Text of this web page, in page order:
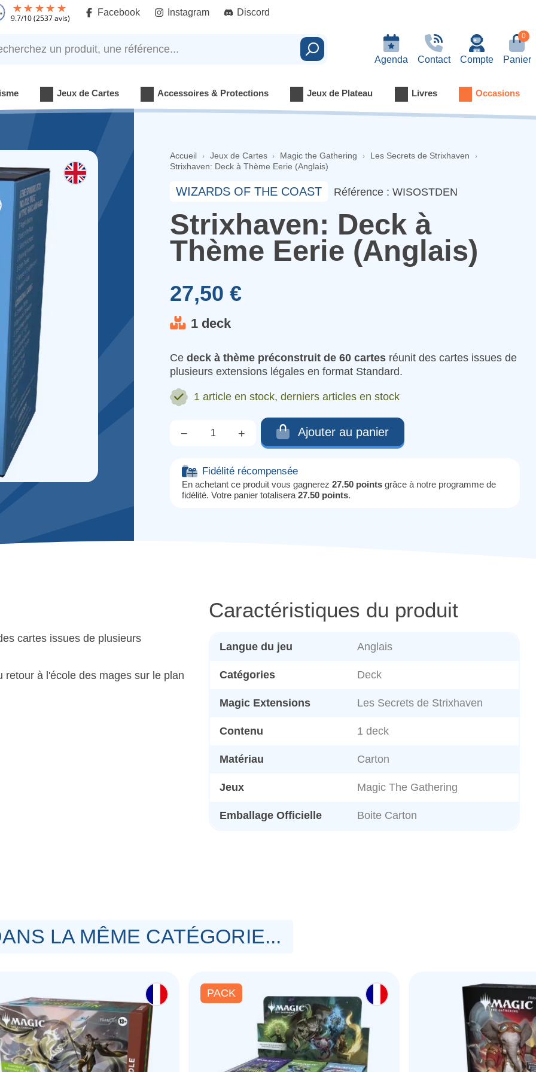
9.7 (2537 avis)
Facebook Instagram Discord
Agenda Contact
un produit, une référence...
Rechercher Compte
0
Panier
Jeux de Cartes Accessoires & Protections Jeux de Plateau Livres Occasions
Accueil Jeux de Cartes Magic the Gathering
Les Secrets de Strixhaven
Strixhaven: Deck à Thème Eerie (Anglais)
WIZARDS OF THE COAST Référence : WISOSTDEN
Strixhaven: Deck à
Thème Eerie (Anglais)
27,50 €
1 deck
Ce deck à thème préconstruit de 60 cartes réunit des cartes issues de
plusieurs extensions légales en format Standard.
1 article en stock, derniers articles en stock
− + Ajouter au panier
Fidélité récompensée
En achetant ce produit vous gagnerez 27.50 points grâce à notre programme de
fidélité. Votre panier totalisera 27.50 points.
cartes issues de plusieurs
à l'école des mages sur le plan
Caractéristiques du produit
Langue du jeu Anglais
Catégories Deck
Magic Extensions Les Secrets de Strixhaven
Contenu 1 deck
Matériau Carton
Jeux Magic The Gathering
Emballage Officielle Boite Carton
LA MÊME CATÉGORIE...
PACK